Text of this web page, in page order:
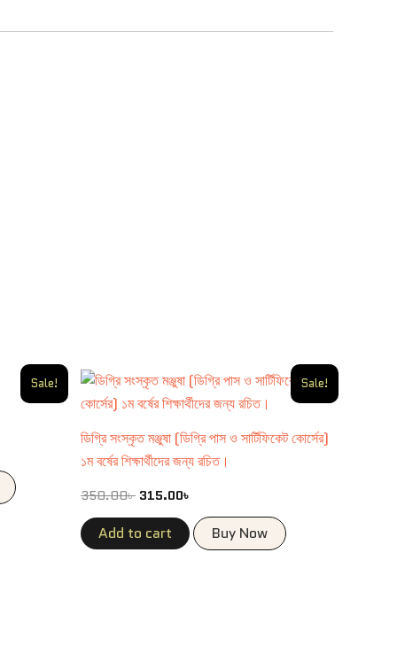
Sale! Sale!
ডিগ্রি সংস্কৃত মঞ্জুষা (ডিগ্রি পাস ও সার্টিফিকেট কোর্সের)
১ম বর্ষের শিক্ষার্থীদের জন্য রচিত।
350.00৳
Original
price
was:
315.00৳
Current
price
is:
Add to cart Buy Now